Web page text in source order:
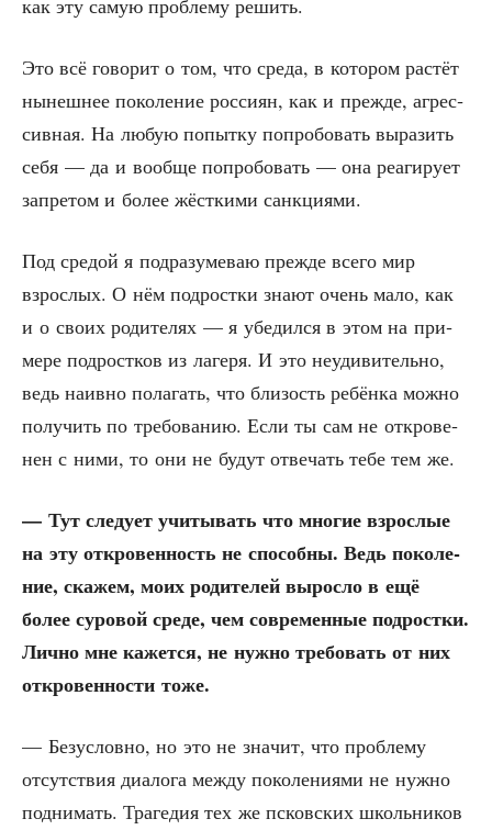
как эту самую про­бле­му решить.
Это всё гово­рит о том, что сре­да, в кото­ром рас­тёт
нынеш­нее поко­ле­ние рос­си­ян, как и преж­де, агрес­
сив­ная. На любую попыт­ку попро­бо­вать выра­зить
себя — да и вооб­ще попро­бо­вать — она реа­ги­ру­ет
запре­том и более жёст­ки­ми санкциями.
Под сре­дой я под­ра­зу­ме­ваю преж­де все­го мир
взрос­лых. О нём под­рост­ки зна­ют очень мало, как
и о сво­их роди­те­лях — я убе­дил­ся в этом на при­
ме­ре под­рост­ков из лаге­ря. И это неуди­ви­тель­но,
ведь наив­но пола­гать, что бли­зость ребён­ка мож­но
полу­чить по тре­бо­ва­нию. Если ты сам не откро­ве­
нен с ними, то они не будут отве­чать тебе тем же.
— Тут сле­ду­ет учи­ты­вать что мно­гие взрос­лые
на эту откро­вен­ность не спо­соб­ны. Ведь поко­ле­
ние, ска­жем, моих роди­те­лей вырос­ло в ещё
более суро­вой сре­де, чем совре­мен­ные под­рост­ки.
Лич­но мне кажет­ся, не нуж­но тре­бо­вать от них
откро­вен­но­сти тоже.
— Без­услов­но, но это не зна­чит, что про­бле­му
отсут­ствия диа­ло­га меж­ду поко­ле­ни­я­ми не нуж­но
под­ни­мать. Тра­ге­дия тех же псков­ских школь­ни­ков